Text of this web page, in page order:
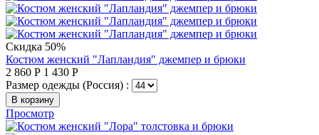
Скидка 50%
Костюм женский "Лапландия" джемпер и брюки
2 860 Р 1 430 Р
Размер одежды (Россия) :
В корзину
Просмотр